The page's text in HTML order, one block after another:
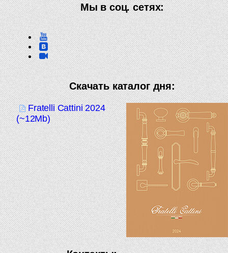
Мы в соц. сетях:
Скачать каталог дня:
Fratelli Cattini 2024
(~12Mb)